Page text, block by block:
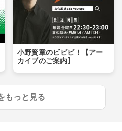
小野賢章のビビビ！【アー
カイブのご案内】
もっと見る